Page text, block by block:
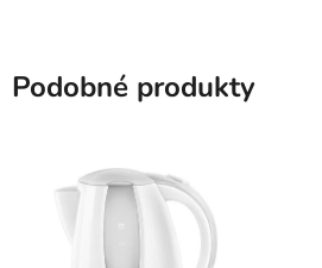
Podobné produkty